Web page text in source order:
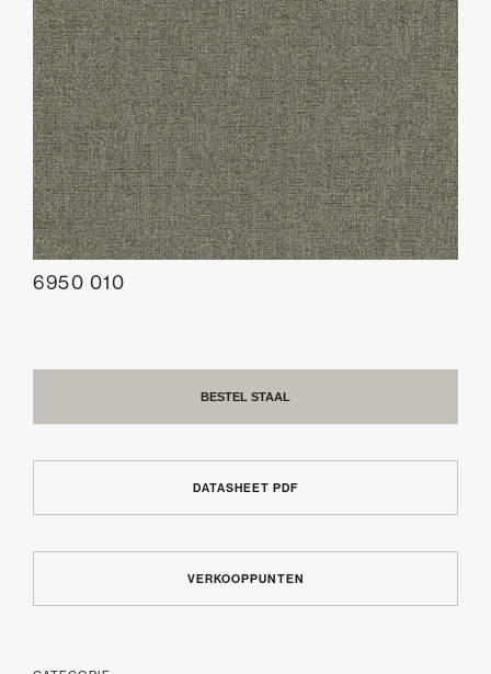
6950 010
BESTEL STAAL
DATASHEET PDF
VERKOOPPUNTEN